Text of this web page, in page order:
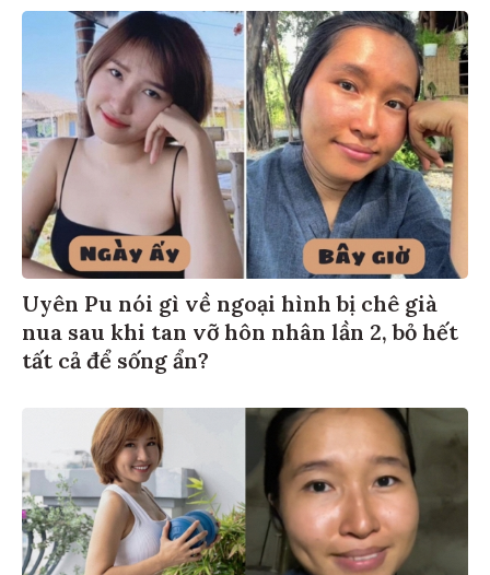
Uyên Pu nói gì về ngoại hình bị chê già
nua sau khi tan vỡ hôn nhân lần 2, bỏ hết
tất cả để sống ẩn?